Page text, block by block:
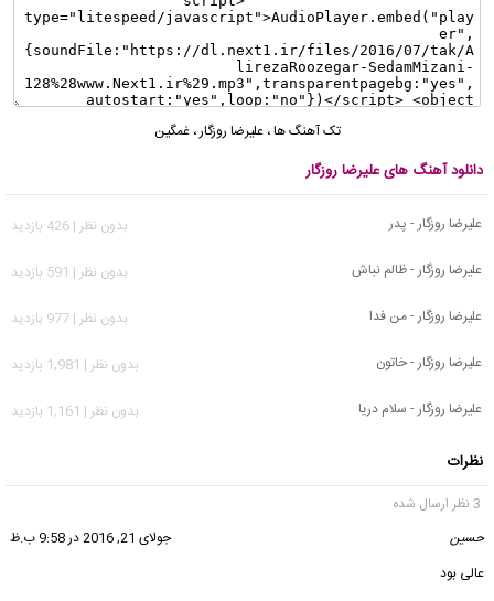
تک آهنگ ها،علیرضا روزگار،غمگین
دانلود آهنگ های علیرضا روزگار
علیرضا روزگار - پدر
بدون نظر | 426 بازدید
علیرضا روزگار - ظالم نباش
بدون نظر | 591 بازدید
علیرضا روزگار - من فدا
بدون نظر | 977 بازدید
علیرضا روزگار - خاتون
بدون نظر | 1,981 بازدید
علیرضا روزگار - سلام دریا
بدون نظر | 1,161 بازدید
نظرات
3 نظر ارسال شده
حسین
جولای 21, 2016 در 9:58 ب.ظ
عالی بود